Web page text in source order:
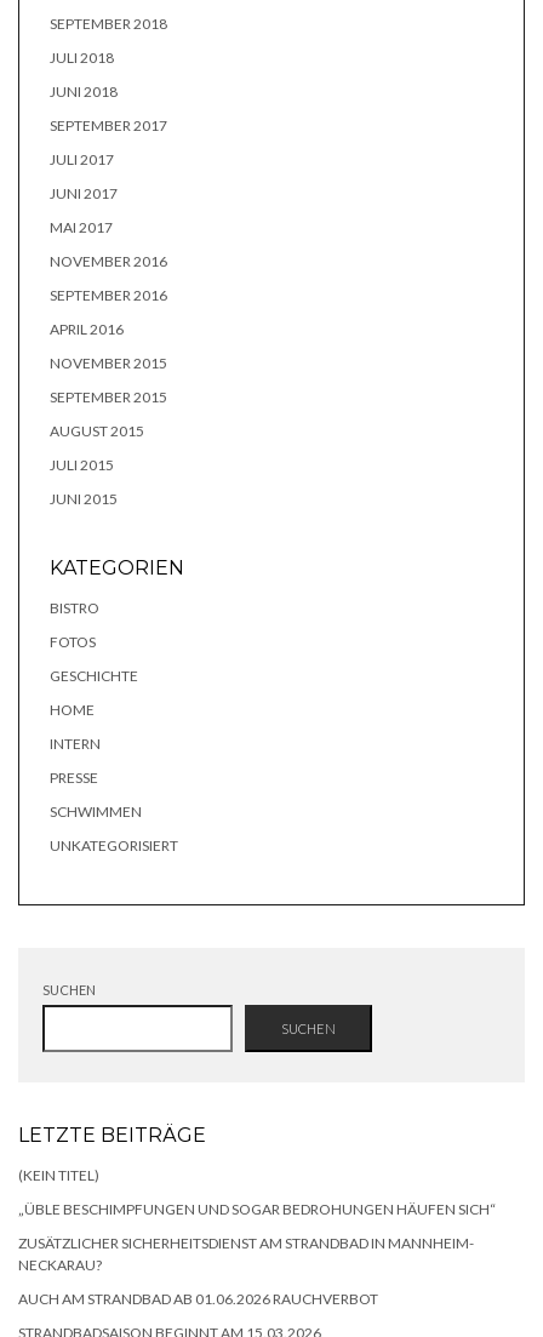
SEPTEMBER 2018
JULI 2018
JUNI 2018
SEPTEMBER 2017
JULI 2017
JUNI 2017
MAI 2017
NOVEMBER 2016
SEPTEMBER 2016
APRIL 2016
NOVEMBER 2015
SEPTEMBER 2015
AUGUST 2015
JULI 2015
JUNI 2015
KATEGORIEN
BISTRO
FOTOS
GESCHICHTE
HOME
INTERN
PRESSE
SCHWIMMEN
UNKATEGORISIERT
SUCHEN
SUCHEN
LETZTE BEITRÄGE
(KEIN TITEL)
„ÜBLE BESCHIMPFUNGEN UND SOGAR BEDROHUNGEN HÄUFEN SICH“
ZUSÄTZLICHER SICHERHEITSDIENST AM STRANDBAD IN MANNHEIM-
NECKARAU?
AUCH AM STRANDBAD AB 01.06.2026 RAUCHVERBOT
STRANDBADSAISON BEGINNT AM 15.03.2026